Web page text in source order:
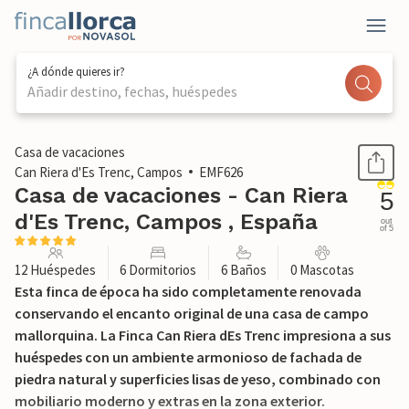
¿A dónde quieres ir?
Añadir destino, fechas, huéspedes
1 / 62
Casa de vacaciones
Can Riera d'Es Trenc, Campos
EMF626
Casa de vacaciones - Can Riera
d'Es Trenc, Campos , España
5
out
of 5
12 Huéspedes 6 Dormitorios 6 Baños 0 Mascotas
Esta finca de época ha sido completamente renovada
conservando el encanto original de una casa de campo
mallorquina. La Finca Can Riera dEs Trenc impresiona a sus
huéspedes con un ambiente armonioso de fachada de
piedra natural y superficies lisas de yeso, combinado con
mobiliario moderno y extras en la zona exterior.